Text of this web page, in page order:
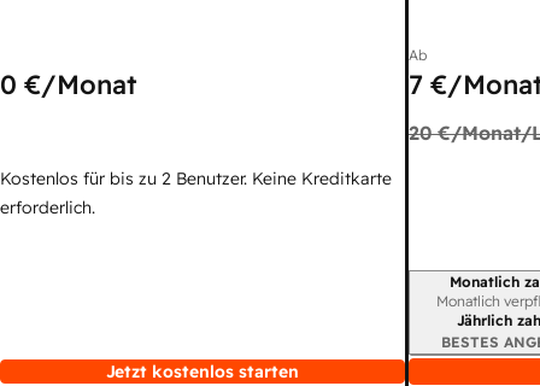
0 €/Monat
Kostenlos für bis zu 2 Benutzer. Keine Kreditkarte
erforderlich.
Jetzt kostenlos starten
Ab
7 €/
20 €/Monat/
Monatlich
Monatlich
Jährlich
BESTES